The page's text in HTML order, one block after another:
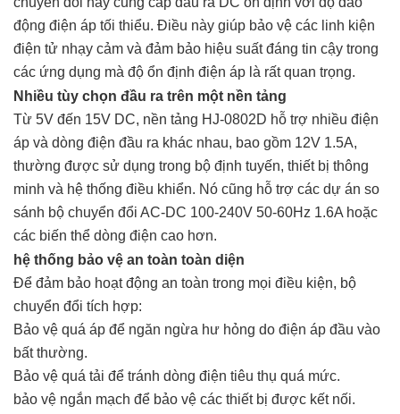
động điện áp tối thiểu. Điều này giúp bảo vệ các linh kiện
điện tử nhạy cảm và đảm bảo hiệu suất đáng tin cậy trong
các ứng dụng mà độ ổn định điện áp là rất quan trọng.
Nhiều tùy chọn đầu ra trên một nền tảng
Từ 5V đến 15V DC, nền tảng HJ-0802D hỗ trợ nhiều điện
áp và dòng điện đầu ra khác nhau, bao gồm 12V 1.5A,
thường được sử dụng trong bộ định tuyến, thiết bị thông
minh và hệ thống điều khiển. Nó cũng hỗ trợ các dự án so
sánh bộ chuyển đổi AC-DC 100-240V 50-60Hz 1.6A hoặc
các biến thể dòng điện cao hơn.
hệ thống bảo vệ an toàn toàn diện
Để đảm bảo hoạt động an toàn trong mọi điều kiện, bộ
chuyển đổi tích hợp:
Bảo vệ quá áp để ngăn ngừa hư hỏng do điện áp đầu vào
bất thường.
Bảo vệ quá tải để tránh dòng điện tiêu thụ quá mức.
bảo vệ ngắn mạch để bảo vệ các thiết bị được kết nối.